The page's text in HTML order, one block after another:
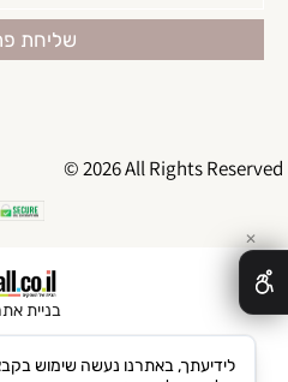
© 2026 All Rights Reserved
בניית
✕